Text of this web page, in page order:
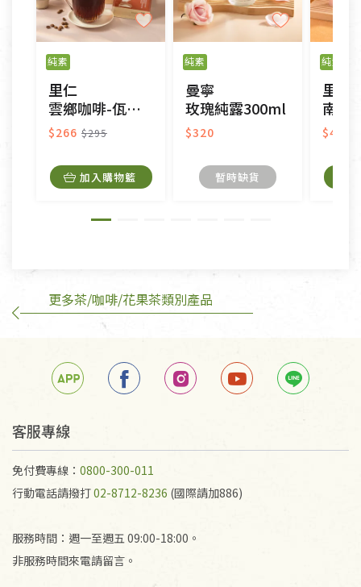
不適用七天鑑賞期商品：
以數位或電磁紀錄形式儲存之商品、易於變質或損壞
之商品、以及性質上無法或不適合退換之商品：如
CD、VCD、DVD、電腦軟體，若產品瑕疵無法讀取僅
接受原片換新。
衣飾鞋類-如T恤，如於送達後水洗或污損者。
美容保養用品、內衣褲、襪子、口罩等私人消耗性產
內衣褲、襪子、口罩個人衛生用品除商品本身有瑕疵
外,依據《通訊交易解除權合理例外情事適用準
不在此限。
訂購手抄稿退貨需知：
手抄稿進行退貨時，請務必保持原包裝方式及使用原
若未保持原包裝方式或未使用原箱退回，導致書籍有
任何折損、磨損、污損或凹角，將不接受退貨，也不
不接受退貨之手抄稿，為敬重法寶故，里仁網購無法
代為結緣處理等。 若需將手抄稿寄還給消費者，因而
產生的運費100元/箱將由消費者負擔。
純素
里仁
雲鄉咖啡-佤香之息(濾掛式)
$266 $295
加入購物籃
純素
曼寧
玫瑰純露300ml
$320
暫時缺貨
純素
里仁
南非國
$400
更多茶/咖啡/花果茶類別產品
客服專線
免付費專線： 0800-300-011
行動電話請撥打02-8712-8236 (國際請加886)
服務時間：週一至週五 09:00-18:00。
非服務時間來電請留言。